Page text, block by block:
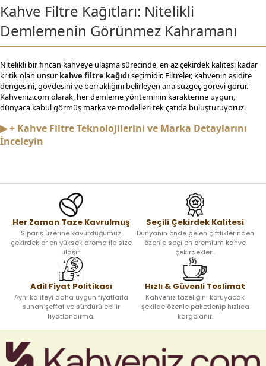
Kahve Filtre Kağıtları: Nitelikli
Demlemenin Görünmez Kahramanı
Nitelikli bir fincan kahveye ulaşma sürecinde, en az çekirdek kalitesi kadar
kritik olan unsur kahve filtre kağıdı seçimidir. Filtreler, kahvenin asidite
dengesini, gövdesini ve berraklığını belirleyen ana süzgeç görevi görür.
Kahveniz.com olarak, her demleme yönteminin karakterine uygun,
dünyaca kabul görmüş marka ve modelleri tek çatıda buluşturuyoruz.
▶ + Kahve Filtre Teknolojilerini ve Marka Detaylarını
İnceleyin
Her Zaman Taze Kavrulmuş
Sipariş üzerine kavurduğumuz
çekirdekler en yüksek aroma ile size
ulaşır.
Seçili Çekirdek Kalitesi
Dünyanın önde gelen çiftliklerinden
özenle seçilen premium kahve
çekirdekleri.
Adil Fiyat Politikası
Aynı kaliteyi daha uygun fiyatlarla
sunan şeffaf ve sürdürülebilir
fiyatlandırma.
Hızlı & Güvenli Teslimat
Kahveniz tazeliğini koruyacak
şekilde özenle paketlenip hızlıca
kargolanır.